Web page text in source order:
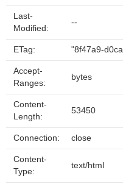
Last-
Modified:
--
ETag: "8f47a9-
Accept-
Ranges:
bytes
Content-
Length:
53450
Connection: close
Content-
Type:
text/html